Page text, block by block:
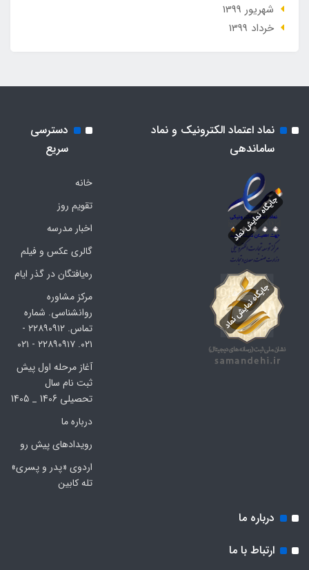
شهریور 1399
خرداد 1399
نماد اعتماد الکترونیک و نماد
ساماندهی
دسترسی
سریع
خانه
تقویم روز
اخبار مدرسه
گالری عکس و فیلم
ره‌یافتگان در گذر ایام
مرکز مشاوره
روانشناسی. شماره
تماس. ۲۲۸۹۰۹۱۲ -
۰۲۱. ۲۲۸۹۰۹۱۷ - ۰۲۱
آغاز مرحله اول پیش
ثبت نام سال
تحصیلی 1406 _ 1405
درباره ما
رویدادهای پیش رو
اردوی «پدر و پسری»
تله کابین
درباره ما
ارتباط با ما